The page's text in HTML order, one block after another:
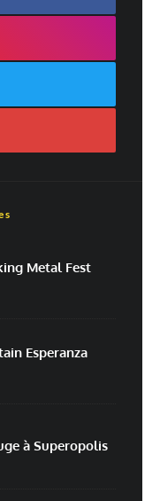
dans le navigateur pour
par e-mail.
Metal Fest
Esperanza
à Superopolis